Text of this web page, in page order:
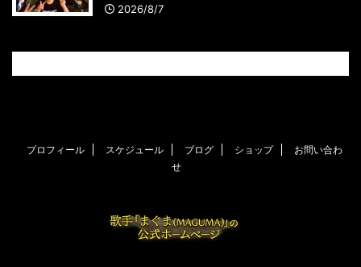
2026/8/7
プロフィール スケジュール ブログ ショップ
お問い合わ
せ